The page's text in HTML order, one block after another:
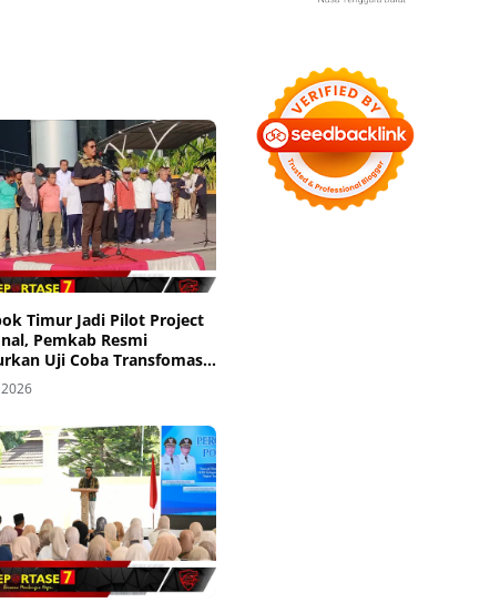
Timur Jadi Pilot Project
Pemkab Resmi
Uji Coba Transfomasi
Bansos Lewat Portal